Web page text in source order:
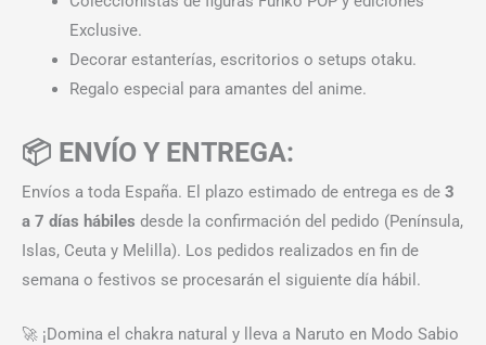
Exclusive.
Decorar estanterías, escritorios o setups otaku.
Regalo especial para amantes del anime.
📦 ENVÍO Y ENTREGA:
Envíos a toda España. El plazo estimado de entrega es de 3
a 7 días hábiles desde la confirmación del pedido (Península,
Islas, Ceuta y Melilla). Los pedidos realizados en fin de
semana o festivos se procesarán el siguiente día hábil.
🚀 ¡Domina el chakra natural y lleva a Naruto en Modo Sabio